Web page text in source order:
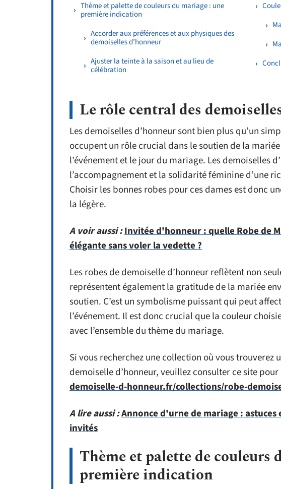
Thème et palette de couleurs du mariage : une
première indication
Accorder aux préférences et aux physiques des
demoiselles d’honneur
Ajuster la teinte à la saison et au lieu de
célébration
Le rôle central des
Les demoiselles d’honneur sont bien plus qu’un
occupent un rôle crucial dans le soutien de la
l’événement et le jour du mariage. Les demoiselles
l’accompagnement et la solidarité féminine d’une
Choisir les bonnes robes pour ces dames est donc
la légère.
A voir aussi :Invitée d'honneur : quelle Robe de
élégante sans voler la vedette ?
Les robes de demoiselle d’honneur reflètent non
représentent également la gratitude de la mariée
soutien. C’est un symbolisme puissant qui peut
l’événement. Il est donc crucial que la couleur
avec l’ensemble du thème du mariage.
Si vous recherchez une collection où vous trouverez
demoiselle d’honneur, veuillez consulter ce site
demoiselle-d-honneur.fr/collections/robe-
A lire aussi :Annonce d'urne de mariage :
invités
Thème et palette de couleurs
première indication